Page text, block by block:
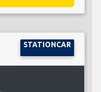
STATIONCAR